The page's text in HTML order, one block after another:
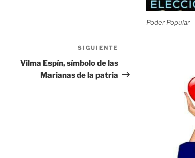
entrada
SIGUIENTE
Vilma Espín, símbolo de las
Marianas de la patria
Poder Popular